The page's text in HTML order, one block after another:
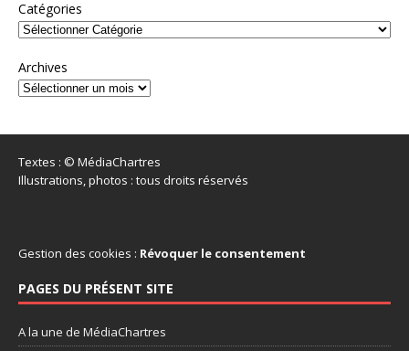
Catégories
Archives
Textes : © MédiaChartres
Illustrations, photos : tous droits réservés
Gestion des cookies : Révoquer le consentement
PAGES DU PRÉSENT SITE
A la une de MédiaChartres